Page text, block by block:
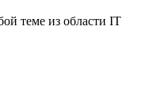
теме из области IT